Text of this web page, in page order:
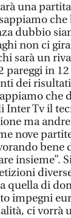
una
che
dubbio
non ci
sarà un
pareggi in
dei
che
Tv il
ma
nove
bene
insieme”.
quella di
impegni
ci vorrà